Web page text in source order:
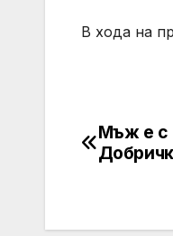
В хода на
Post
Мъж е с